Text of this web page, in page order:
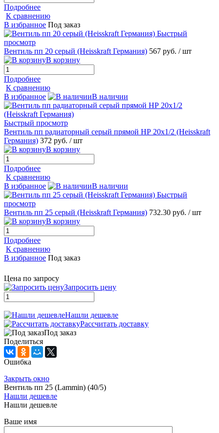
Подробнее
К сравнению
В избранное Под заказ
Быстрый
просмотр
Вентиль пп 20 серый (Heisskraft Германия) 567 руб. / шт
В корзину
Подробнее
К сравнению
В избранное
В наличии
Быстрый просмотр
Вентиль пп радиаторный серый прямой НР 20х1/2 (Heisskraft
Германия) 372 руб. / шт
В корзину
Подробнее
К сравнению
В избранное
В наличии
Быстрый
просмотр
Вентиль пп 25 серый (Heisskraft Германия) 732.30 руб. / шт
В корзину
Подробнее
К сравнению
В избранное Под заказ
Цена по запросу
Запросить цену
Нашли дешевле
Рассчитать доставку
Под заказ
Поделиться
Ошибка
Закрыть окно
Вентиль пп 25 (Lammin) (40/5)
Нашли дешевле
Нашли дешевле
Ваше имя